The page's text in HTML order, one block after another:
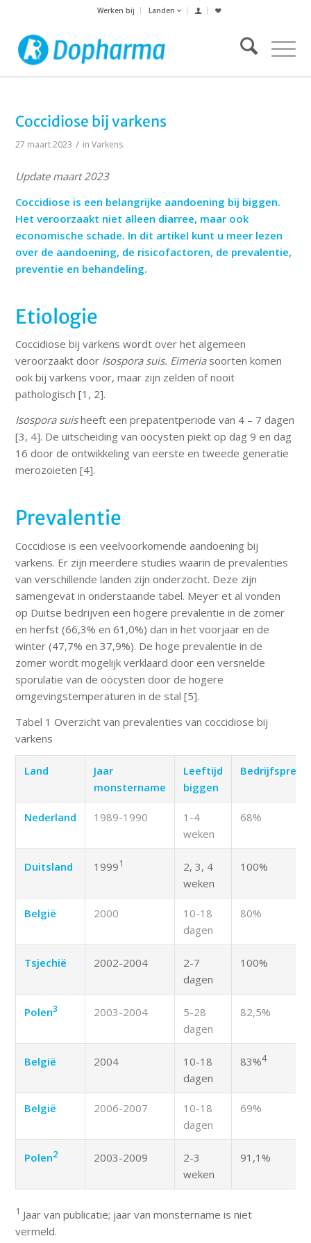
Werken bij Landen
Coccidiose bij varkens
27 maart 2023 / inVarkens
Update maart 2023
Coccidiose is een belangrijke aandoening bij biggen.
Het veroorzaakt niet alleen diarree, maar ook
economische schade. In dit artikel kunt u meer lezen
over de aandoening, de risicofactoren, de prevalentie,
preventie en behandeling.
Etiologie
Coccidiose bij varkens wordt over het algemeen
veroorzaakt door Isospora suis. Eimeria soorten komen
ook bij varkens voor, maar zijn zelden of nooit
pathologisch [1, 2].
Isospora suisheeft een prepatentperiode van 4 – 7 dagen
[3, 4]. De uitscheiding van oöcysten piekt op dag 9 en dag
16 door de ontwikkeling van eerste en tweede generatie
merozoieten [4].
Prevalentie
Coccidiose is een veelvoorkomende aandoening bij
varkens. Er zijn meerdere studies waarin de prevalenties
van verschillende landen zijn onderzocht. Deze zijn
samengevat in onderstaande tabel. Meyer et al vonden
op Duitse bedrijven een hogere prevalentie in de zomer
en herfst (66,3% en 61,0%) dan in het voorjaar en de
winter (47,7% en 37,9%). De hoge prevalentie in de
zomer wordt mogelijk verklaard door een versnelde
sporulatie van de oöcysten door de hogere
omgevingstemperaturen in de stal [5].
Tabel 1 Overzicht van prevalenties van coccidiose bij
varkens
Land
Jaar
monstername
Leeftijd
biggen
Nederland 1989-1990
1-4
weken
68%
Duitsland 19991
2, 3, 4
weken
100%
België 2000
10-18
dagen
80%
Tsjechië 2002-2004
2-7
dagen
100%
Polen3 2003-2004
5-28
dagen
82,5%
België 2004
10-18
dagen
83%4
België 2006-2007
10-18
dagen
69%
Polen2 2003-2009
2-3
weken
91,1%
1 Jaar van publicatie; jaar van monstername is niet
vermeld.